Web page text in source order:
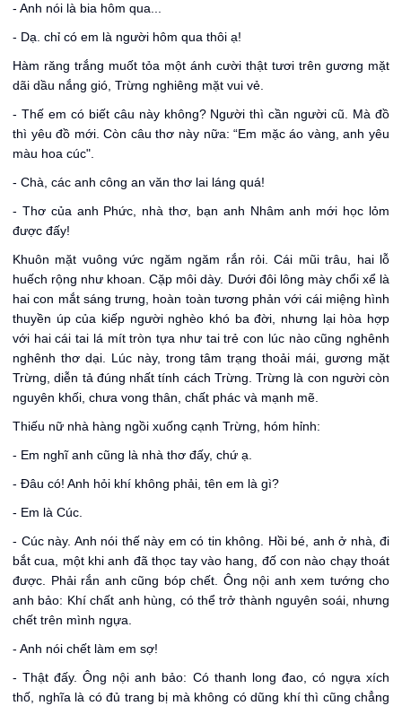
- Anh nói là bia hôm qua...
- Dạ. chỉ có em là người hôm qua thôi ạ!
Hàm răng trắng muốt tỏa một ánh cười thật tươi trên gương mặt
dãi dầu nắng gió, Trừng nghiêng mặt vui vẻ.
- Thế em có biết câu này không? Người thì cần người cũ. Mà đồ
thì yêu đồ mới. Còn câu thơ này nữa: “Em mặc áo vàng, anh yêu
màu hoa cúc".
- Chà, các anh công an văn thơ lai láng quá!
- Thơ của anh Phức, nhà thơ, bạn anh Nhâm anh mới học lỏm
được đấy!
Khuôn mặt vuông vức ngăm ngăm rắn rỏi. Cái mũi trâu, hai lỗ
huếch rộng như khoan. Cặp môi dày. Dưới đôi lông mày chổi xể là
hai con mắt sáng trưng, hoàn toàn tương phản với cái miệng hình
thuyền úp của kiếp người nghèo khó ba đời, nhưng lại hòa hợp
với hai cái tai lá mít tròn tựa như tai trẻ con lúc nào cũng nghênh
nghênh thơ dại. Lúc này, trong tâm trạng thoải mái, gương mặt
Trừng, diễn tả đúng nhất tính cách Trừng. Trừng là con người còn
nguyên khối, chưa vong thân, chất phác và mạnh mẽ.
Thiếu nữ nhà hàng ngồi xuống cạnh Trừng, hóm hỉnh:
- Em nghĩ anh cũng là nhà thơ đấy, chứ ạ.
- Đâu có! Anh hỏi khí không phải, tên em là gì?
- Em là Cúc.
- Cúc này. Anh nói thế này em có tin không. Hồi bé, anh ở nhà, đi
bắt cua, một khi anh đã thọc tay vào hang, đố con nào chạy thoát
được. Phải rắn anh cũng bóp chết. Ông nội anh xem tướng cho
anh bảo: Khí chất anh hùng, có thể trở thành nguyên soái, nhưng
chết trên mình ngựa.
- Anh nói chết làm em sợ!
- Thật đấy. Ông nội anh bảo: Có thanh long đao, có ngựa xích
thố, nghĩa là có đủ trang bị mà không có dũng khí thì cũng chẳng